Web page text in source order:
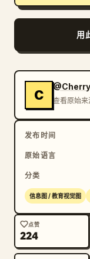
用
C 查看原始来
发布时间
原始语言
分类
信息图 / 教育视觉图
点赞
224